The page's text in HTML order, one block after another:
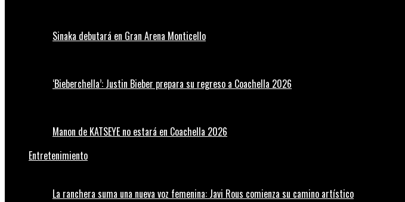
Sinaka debutará en Gran Arena Monticello
‘Bieberchella’: Justin Bieber prepara su regreso a Coachella 2026
Manon de KATSEYE no estará en Coachella 2026
Entretenimiento
La ranchera suma una nueva voz femenina: Javi Rous comienza su camino artístico